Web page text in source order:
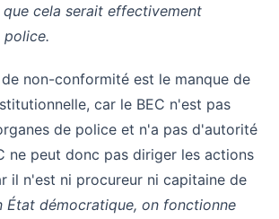
cela serait effectivement
police.
non-conformité est le manque de
car le BEC n'est pas
de police et n'a pas d'autorité
ne peut donc pas diriger les actions
il n'est ni procureur ni capitaine de
État démocratique, on fonctionne